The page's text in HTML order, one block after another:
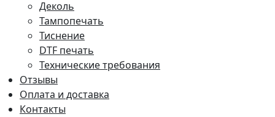
Деколь
Тампопечать
Тиснение
DTF печать
Технические требования
Отзывы
Оплата и доставка
Контакты